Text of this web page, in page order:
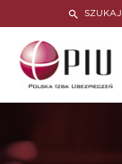
SZUKAJ